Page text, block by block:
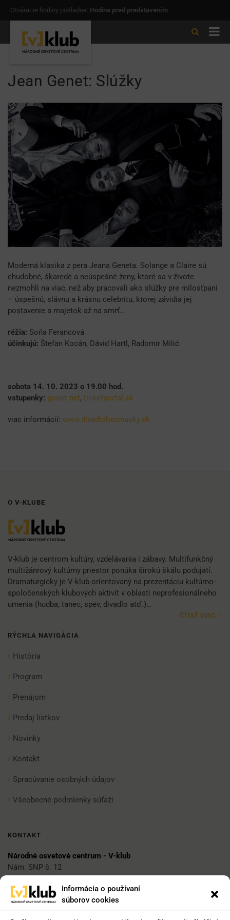
Informácia o používaní
súborov cookies
Otváracie hodiny pokladne: Hodina pred predstavením
Jean Genet: Slúžky
Moderná klasika z pera Jeana Geneta. Solange a Claire sú
chudobné, škaredé a neúspešné ženy, ktoré sa v živote
nezmohli na viac, než aby pracovali ako slúžky pre milosťpani
– úspešnú, slávnu a krásnu celebritu, ktorej závidia jej
postavenie a majetok až na smrť…
réžia: Soňa Ferancová
účinkujú: Štefan Kocán, Dávid Hartl, Radomir Milić
sobota 14. 10. 2023 o 19.00 hod.
vstupenky: goout.net, ticketportal.sk
viac informácií: www.divadlobezmasky.sk
O V-KLUBE
V-klub je centrom kultúry, vzdelávania i zábavy. Multifunkčný
multižánrový kultúrny priestor ponúka širokú škálu podujatí.
Dramaturgicky je V-klub orientovaný na prezentáciu kultúrno-
spoločenských klubových aktivít v oblasti neprofesionálneho
umenia (hudba, tanec, spev, divadlo atď.)…
ČÍTAŤ VIAC
RÝCHLA NAVIGÁCIA
História
Program
Prenájom
Predaj lístkov
Novinky
Kontakt
Spracúvanie osobných údajov
Všeobecné podmienky súťaží
KONTAKT
Národné osvetové centrum - V-klub
Nám. SNP č. 12
812 34 Bratislava 1